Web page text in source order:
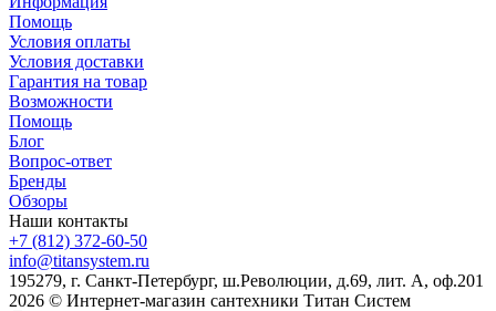
Помощь
Условия оплаты
Условия доставки
Гарантия на товар
Возможности
Помощь
Блог
Вопрос-ответ
Бренды
Обзоры
Наши контакты
+7 (812) 372-60-50
info@titansystem.ru
195279, г. Санкт-Петербург, ш.Революции, д.69, лит. А, оф.201
2026 © Интернет-магазин сантехники Титан Систем